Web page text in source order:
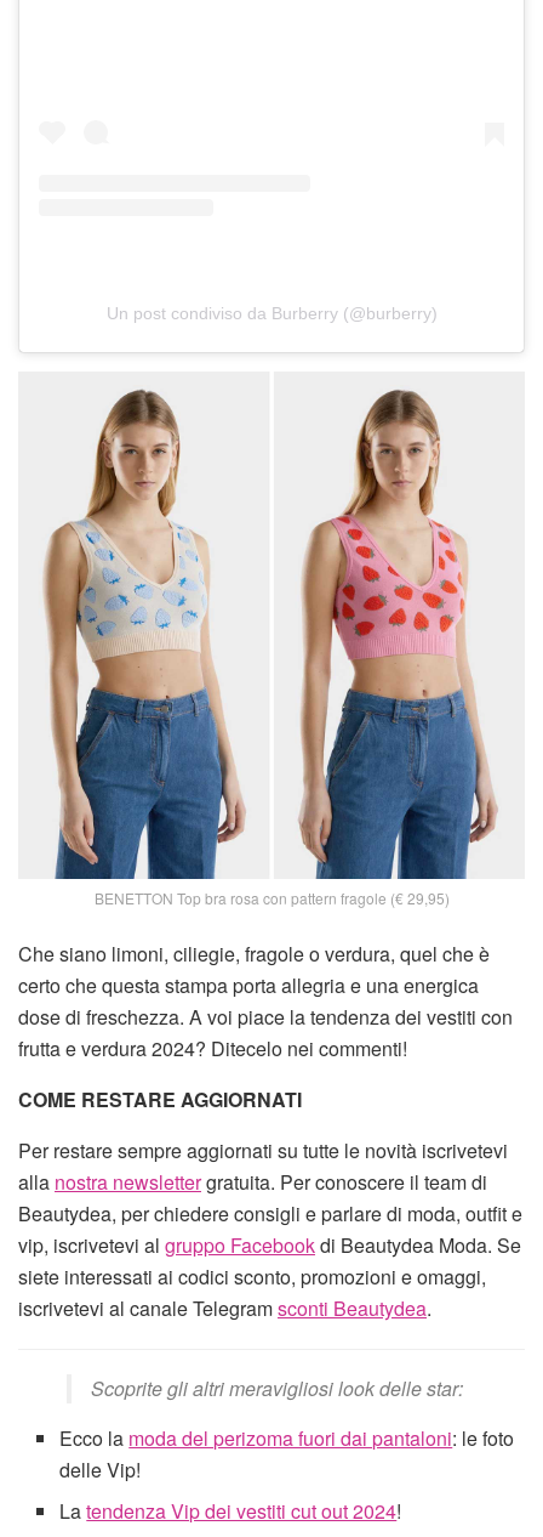
Un post condiviso da Burberry (@burberry)
BENETTON Top bra rosa con pattern fragole (€ 29,95)
Che siano limoni, ciliegie, fragole o verdura, quel che è
certo che questa stampa porta allegria e una energica
dose di freschezza. A voi piace la tendenza dei vestiti con
frutta e verdura 2024? Ditecelo nei commenti!
COME RESTARE AGGIORNATI
Per restare sempre aggiornati su tutte le novità iscrivetevi
alla nostra newslettergratuita. Per conoscere il team di
Beautydea, per chiedere consigli e parlare di moda, outfit e
vip, iscrivetevi al gruppo Facebookdi Beautydea Moda. Se
siete interessati ai codici sconto, promozioni e omaggi,
iscrivetevi al canale Telegramsconti Beautydea.
Scoprite gli altri meravigliosi look delle star:
Ecco la moda del perizoma fuori dai pantaloni: le foto
delle Vip!
Latendenza Vip dei vestiti cut out 2024!